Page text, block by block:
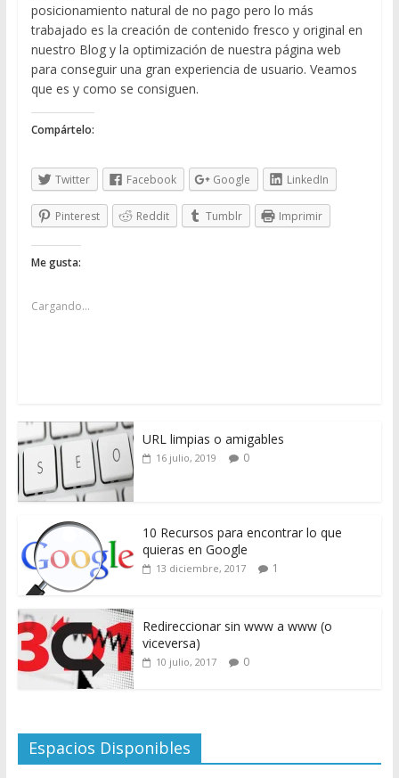
posicionamiento natural de no pago pero lo más
trabajado es la creación de contenido fresco y original en
nuestro Blog y la optimización de nuestra página web
para conseguir una gran experiencia de usuario. Veamos
que es y como se consiguen.
Compártelo:
Twitter Facebook Google LinkedIn
Pinterest Reddit Tumblr Imprimir
Me gusta:
Cargando...
URL limpias o amigables
16 julio, 2019 0
10 Recursos para encontrar lo que
quieras en Google
13 diciembre, 2017 1
Redireccionar sin www a www (o
viceversa)
10 julio, 2017 0
Espacios Disponibles